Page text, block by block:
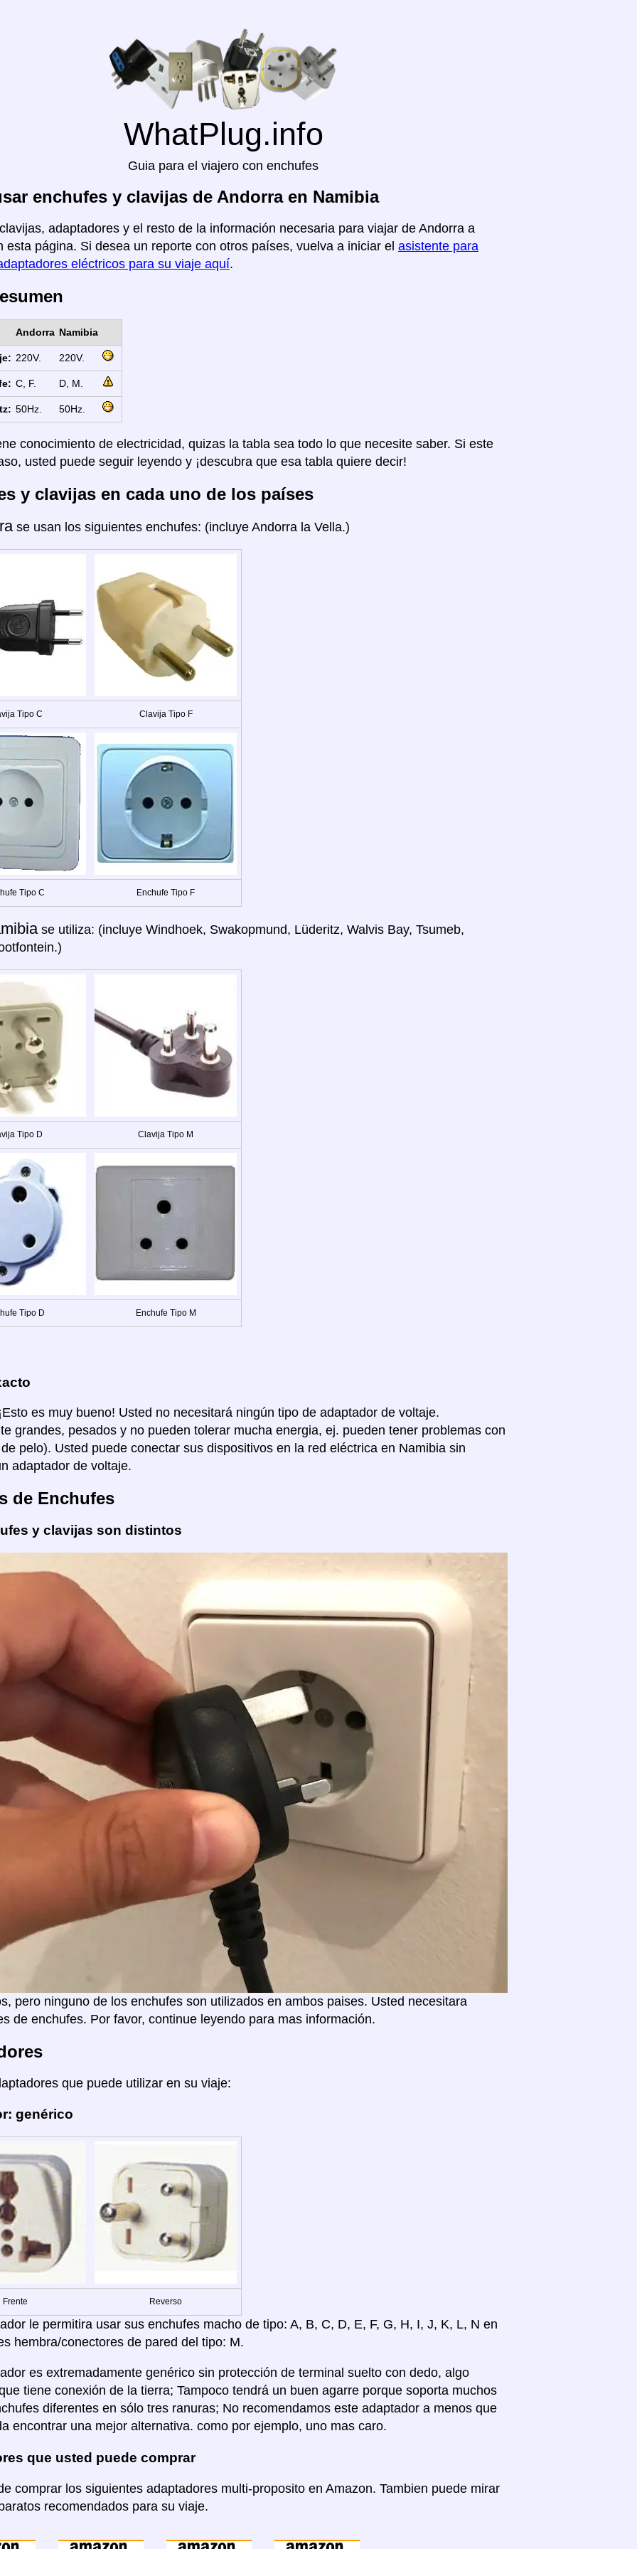
WhatPlug.info
Guia para el viajero con enchufes
enchufes y clavijas de Andorra en Namibia
adaptadores y el resto de la información necesaria para viajar de Andorra a
esta página. Si desea un reporte con otros países, vuelva a iniciar el asistente para
eléctricos para su viaje aquí.
Andorra Namibia
220V. 220V.
C, F. D, M.
50Hz. 50Hz.
conocimiento de electricidad, quizas la tabla sea todo lo que necesite saber. Si este
usted puede seguir leyendo y ¡descubra que esa tabla quiere decir!
y clavijas en cada uno de los países
se usan los siguientes enchufes: (incluye Andorra la Vella.)
Tipo C Clavija Tipo F
Tipo C Enchufe Tipo F
se utiliza: (incluye Windhoek, Swakopmund, Lüderitz, Walvis Bay, Tsumeb,
Tipo D Clavija Tipo M
Tipo D Enchufe Tipo M
es muy bueno! Usted no necesitará ningún tipo de adaptador de voltaje.
grandes, pesados y no pueden tolerar mucha energia, ej. pueden tener problemas con
pelo). Usted puede conectar sus dispositivos en la red eléctrica en Namibia sin
adaptador de voltaje.
de Enchufes
y clavijas son distintos
pero ninguno de los enchufes son utilizados en ambos paises. Usted necesitara
de enchufes. Por favor, continue leyendo para mas información.
que puede utilizar en su viaje:
genérico
Frente Reverso
le permitira usar sus enchufes macho de tipo: A, B, C, D, E, F, G, H, I, J, K, L, N en
hembra/conectores de pared del tipo: M.
es extremadamente genérico sin protección de terminal suelto con dedo, algo
tiene conexión de la tierra; Tampoco tendrá un buen agarre porque soporta muchos
diferentes en sólo tres ranuras; No recomendamos este adaptador a menos que
encontrar una mejor alternativa. como por ejemplo, uno mas caro.
que usted puede comprar
comprar los siguientes adaptadores multi-proposito en Amazon. Tambien puede mirar
recomendados para su viaje.